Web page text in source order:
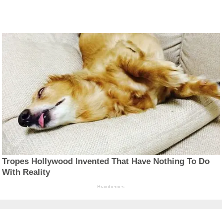
Tropes Hollywood Invented That Have Nothing To Do
With Reality
Brainberries